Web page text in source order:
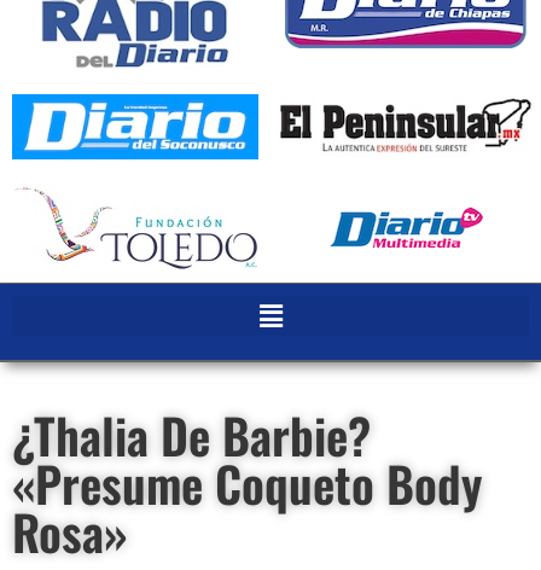
¿Thalia De Barbie?
«Presume Coqueto Body
Rosa»